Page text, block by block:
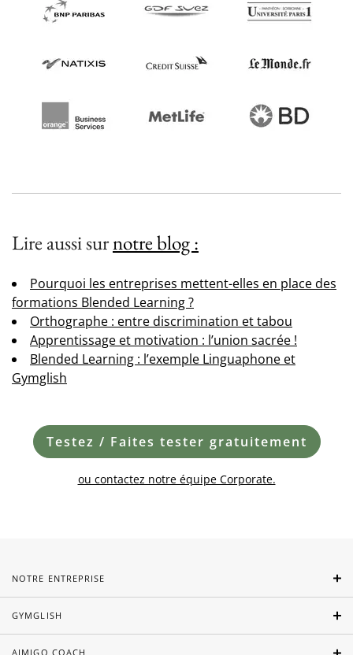
Lire aussi surnotre blog :
Pourquoi les entreprises mettent-elles en place des
formations Blended Learning ?
Orthographe : entre discrimination et tabou
Apprentissage et motivation : l’union sacrée !
Blended Learning : l’exemple Linguaphone et
Gymglish
Testez / Faites tester gratuitement
ou contactez notre équipe Corporate.
NOTRE ENTREPRISE
GYMGLISH
AIMIGO COACH